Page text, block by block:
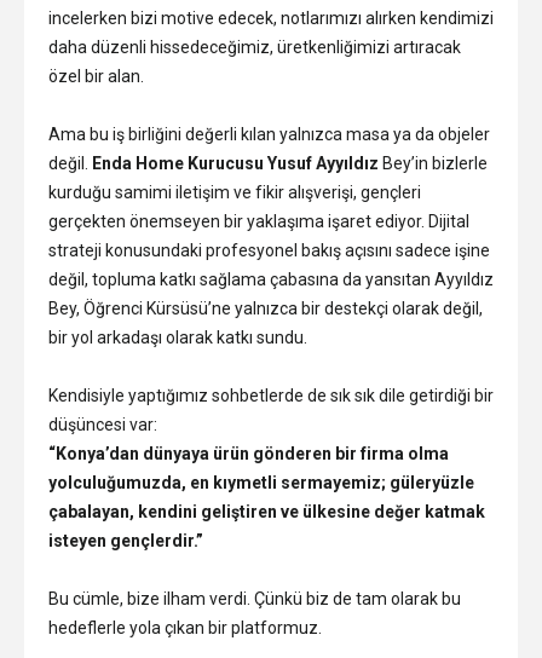
incelerken bizi motive edecek, notlarımızı alırken kendimizi
daha düzenli hissedeceğimiz, üretkenliğimizi artıracak
özel bir alan.
Ama bu iş birliğini değerli kılan yalnızca masa ya da objeler
değil.
Enda Home Kurucusu Yusuf Ayyıldız Bey’in bizlerle
kurduğu samimi iletişim ve fikir alışverişi, gençleri
gerçekten önemseyen bir yaklaşıma işaret ediyor. Dijital
strateji konusundaki profesyonel bakış açısını sadece işine
değil, topluma katkı sağlama çabasına da yansıtan Ayyıldız
Bey, Öğrenci Kürsüsü’ne yalnızca bir destekçi olarak değil,
bir yol arkadaşı olarak katkı sundu.
Kendisiyle yaptığımız sohbetlerde de sık sık dile getirdiği bir
düşüncesi var:
“Konya’dan dünyaya ürün gönderen bir firma olma
yolculuğumuzda, en kıymetli sermayemiz; güleryüzle
çabalayan, kendini geliştiren ve ülkesine değer katmak
isteyen gençlerdir.”
Bu cümle, bize ilham verdi. Çünkü biz de tam olarak bu
hedeflerle yola çıkan bir platformuz.